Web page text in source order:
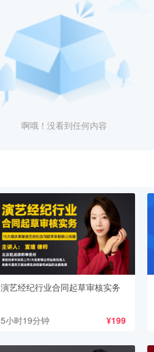
啊哦！没看到任何内容
演艺经纪行业合同起草审核实务
5小时19分钟 ¥199